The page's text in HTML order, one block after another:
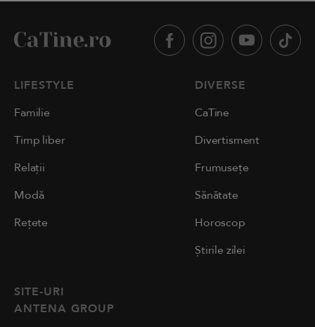
LIFESTYLE
Familie
Timp liber
Relații
Modă
Rețete
DIVERSE
CaTine
Divertisment
Frumusețe
Sănătate
Horoscop
Știrile zilei
SITE-URI
ANTENA GROUP